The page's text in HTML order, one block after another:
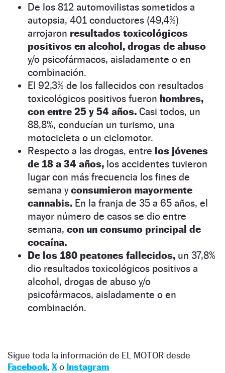
De los 812 automovilistas sometidos a
autopsia, 401 conductores (49,4%)
arrojaron resultados toxicológicos
positivos en alcohol, drogas de abuso
y/o psicofármacos, aisladamente o en
combinación.
El 92,3% de los fallecidos con resultados
toxicológicos positivos fueron hombres,
con entre 25 y 54 años. Casi todos, un
88,8%, conducían un turismo, una
motocicleta o un ciclomotor.
Respecto a las drogas, entre los jóvenes
de 18 a 34 años, los accidentes tuvieron
lugar con más frecuencia los fines de
semana yconsumieron mayormente
cannabis. En la franja de 35 a 65 años, el
mayor número de casos se dio entre
semana, con un consumo principal de
cocaína.
De los 180 peatones fallecidos, un 37,8%
dio resultados toxicológicos positivos a
alcohol, drogas de abuso y/o
psicofármacos, aisladamente o en
combinación.
Sigue toda la información de EL MOTOR desde
Facebook, Xo Instagram